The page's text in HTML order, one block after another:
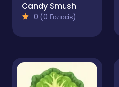
Candy Smush
0 (0 Голосів)